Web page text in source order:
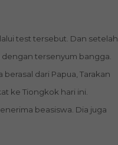
test tersebut. Dan setelah
tersenyum bangga.
dari Papua, Tarakan
ke Tiongkok hari ini.
beasiswa. Dia juga